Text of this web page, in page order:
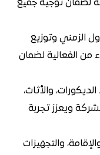
لضمان توجيه جميع
الزمني وتوزيع
من الفعالية لضمان
والأثاث،
ويعزز تجربة
والتجهيزات